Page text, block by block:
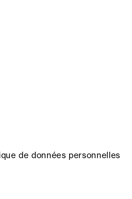
de données personnelles